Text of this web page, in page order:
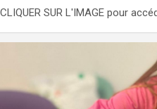
CLIQUER SUR L'IMAGE pour